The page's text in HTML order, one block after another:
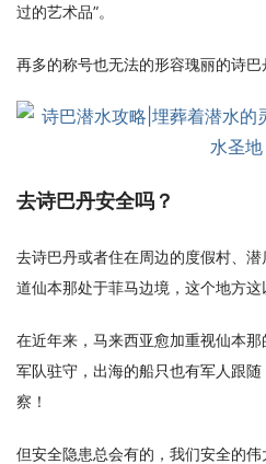
过的艺术品”。
再多的称号也无法的形容瑰丽的诗巴
去诗巴丹安全吗？
去诗巴丹或者住在周边的度假村、
道仙本那处于菲马边境，这个地方这
在近年来，马来西亚愈加重视仙本
军队驻守，出海的船只也有军人跟
察！
但安全隐患总会有的，我们安全的